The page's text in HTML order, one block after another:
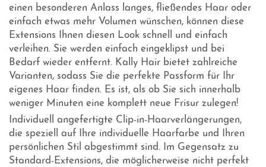
einen besonderen Anlass langes, fließendes Haar oder
einfach etwas mehr Volumen wünschen, können diese
Extensions Ihnen diesen Look schnell und einfach
verleihen. Sie werden einfach eingeklipst und bei
Bedarf wieder entfernt. Kally Hair bietet zahlreiche
Varianten, sodass Sie die perfekte Passform für Ihr
eigenes Haar finden. Es ist, als ob Sie sich innerhalb
weniger Minuten eine komplett neue Frisur zulegen!
Individuell angefertigte Clip-in-Haarverlängerungen,
die speziell auf Ihre individuelle Haarfarbe und Ihren
persönlichen Stil abgestimmt sind. Im Gegensatz zu
Standard-Extensions, die möglicherweise nicht perfekt